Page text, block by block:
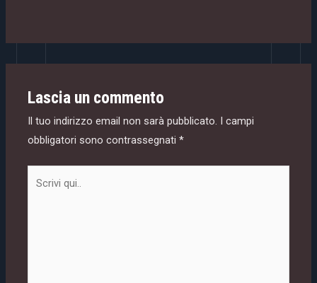
Lascia un commento
Il tuo indirizzo email non sarà pubblicato. I campi
obbligatori sono contrassegnati*